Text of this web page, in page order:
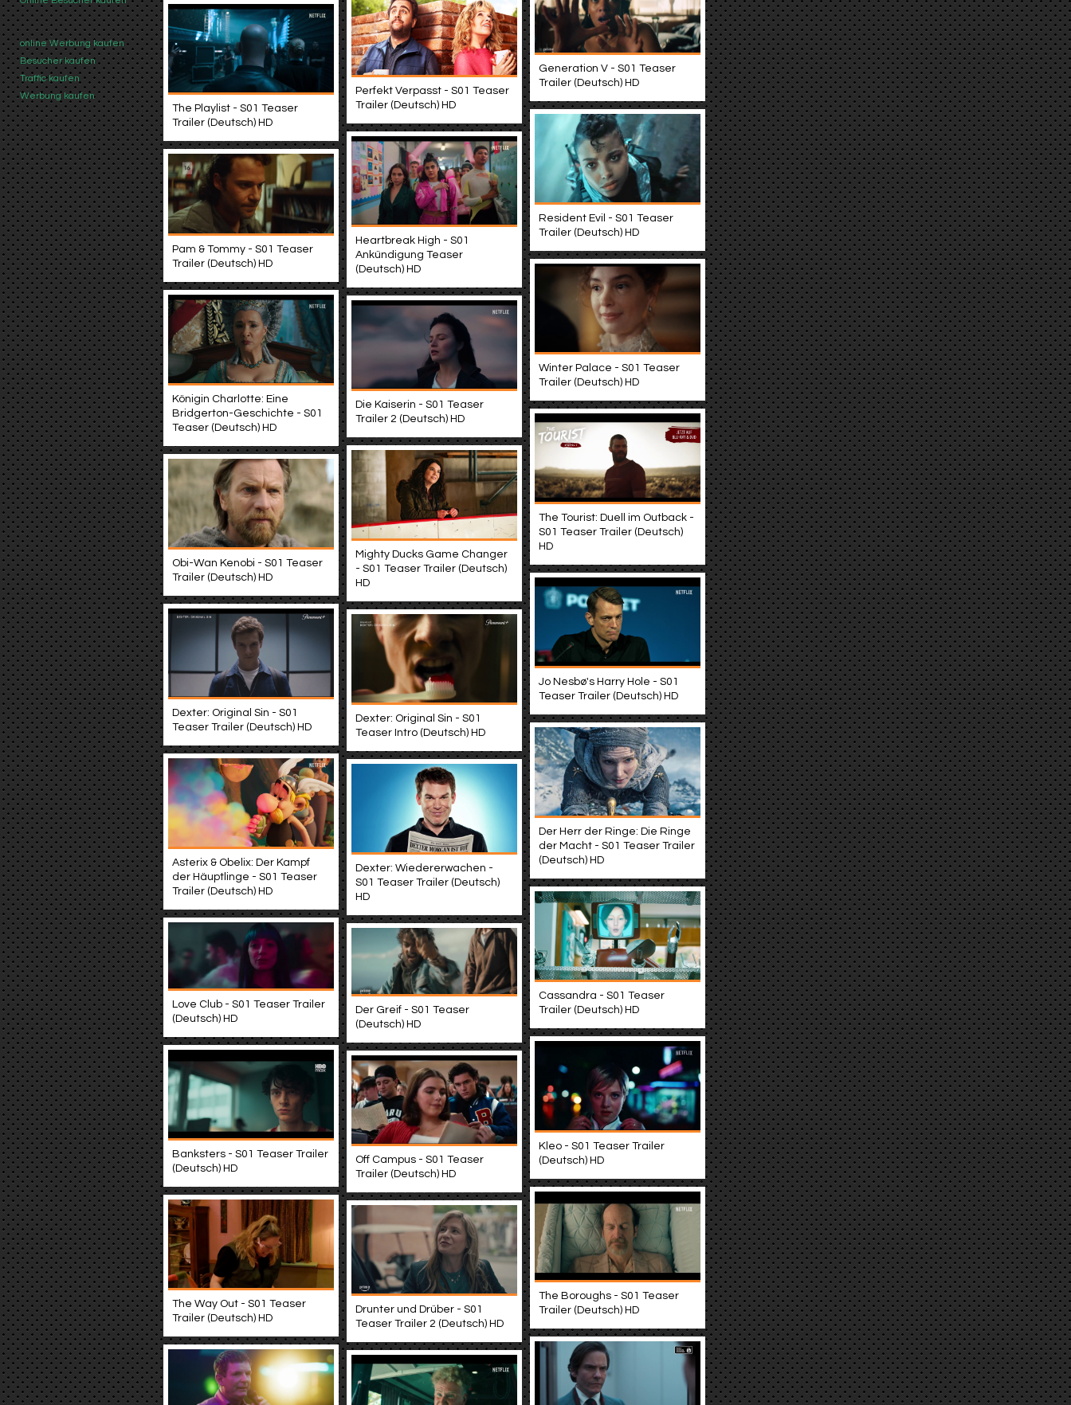
online Werbung kaufen
Besucher kaufen
Traffic kaufen
Werbung kaufen
Perfekt Verpasst - S01 Teaser
Trailer (Deutsch) HD
Generation V - S01 Teaser
Trailer (Deutsch) HD
The Playlist - S01 Teaser
Trailer (Deutsch) HD
Resident Evil - S01 Teaser
Trailer (Deutsch) HD
Heartbreak High - S01
Ankündigung Teaser
(Deutsch) HD
Pam & Tommy - S01 Teaser
Trailer (Deutsch) HD
Winter Palace - S01 Teaser
Trailer (Deutsch) HD
Königin Charlotte: Eine
Bridgerton-Geschichte - S01
Teaser (Deutsch) HD
Die Kaiserin - S01 Teaser
Trailer 2 (Deutsch) HD
The Tourist: Duell im Outback -
S01 Teaser Trailer (Deutsch)
HD
Mighty Ducks Game Changer
- S01 Teaser Trailer (Deutsch)
HD
Obi-Wan Kenobi - S01 Teaser
Trailer (Deutsch) HD
Jo Nesbø's Harry Hole - S01
Teaser Trailer (Deutsch) HD
Dexter: Original Sin - S01
Teaser Trailer (Deutsch) HD
Dexter: Original Sin - S01
Teaser Intro (Deutsch) HD
Der Herr der Ringe: Die Ringe
der Macht - S01 Teaser Trailer
(Deutsch) HD
Asterix & Obelix: Der Kampf
der Häuptlinge - S01 Teaser
Trailer (Deutsch) HD
Dexter: Wiedererwachen -
S01 Teaser Trailer (Deutsch)
HD
Cassandra - S01 Teaser
Trailer (Deutsch) HD
Love Club - S01 Teaser Trailer
(Deutsch) HD
Der Greif - S01 Teaser
(Deutsch) HD
Kleo - S01 Teaser Trailer
(Deutsch) HD
Banksters - S01 Teaser Trailer
(Deutsch) HD
Off Campus - S01 Teaser
Trailer (Deutsch) HD
The Boroughs - S01 Teaser
Trailer (Deutsch) HD
The Way Out - S01 Teaser
Trailer (Deutsch) HD
Drunter und Drüber - S01
Teaser Trailer 2 (Deutsch) HD